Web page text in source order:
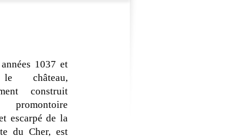
1037 et
château,
construit
escarpé de la
du Cher, est